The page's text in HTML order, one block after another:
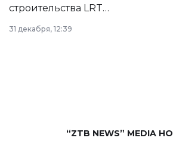
строительства LRT
в Астане из
республиканского
31 декабря, 12:39
“ZTB NEWS” MEDIA